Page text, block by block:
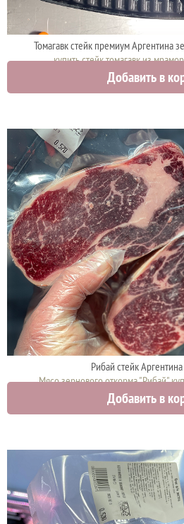
Томагавк стейк премиум Аргентина
купить стейк томагавк из
4270 руб.
Добавить в
Рибай стейк
Мясо зернового откорма "Рибай"
2200 руб.
Добавить в